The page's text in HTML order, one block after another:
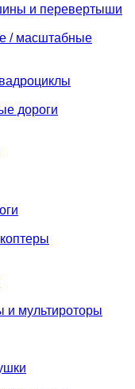
и перевертыши
/ масштабные
дороги
и мультироторы